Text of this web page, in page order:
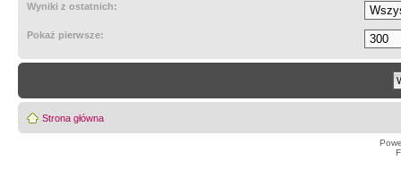
Wyniki z ostatnich:
Pokaż pierwsze:
Strona główna